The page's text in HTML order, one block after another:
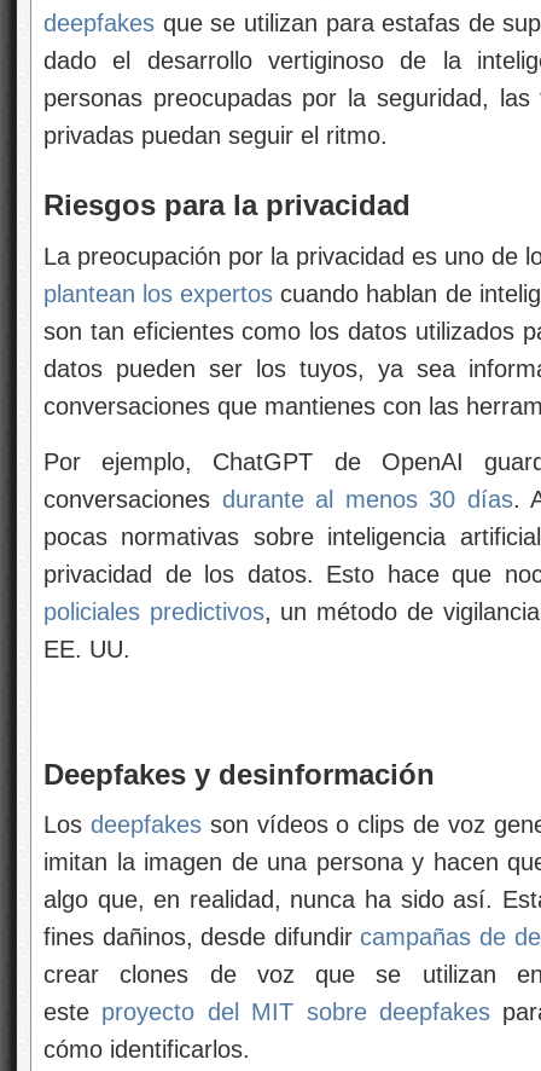
deepfakes que se utilizan para estafas de
dado el desarrollo vertiginoso de la
personas preocupadas por la seguridad,
privadas puedan seguir el ritmo.
Riesgos para la privacidad
La preocupación por la privacidad es uno de
plantean los expertos cuando hablan de
son tan eficientes como los datos utilizados
datos pueden ser los tuyos, ya sea
conversaciones que mantienes con las
Por ejemplo, ChatGPT de OpenAI
conversaciones durante al menos 30 días.
pocas normativas sobre inteligencia
privacidad de los datos. Esto hace que
policiales predictivos, un método de
EE. UU.
Deepfakes y desinformación
Los deepfakesson vídeos o clips de voz
imitan la imagen de una persona y hacen
algo que, en realidad, nunca ha sido así.
fines dañinos, desde difundircampañas de
crear clones de voz que se utilizan
este proyecto del MIT sobre deepfakes
cómo identificarlos.